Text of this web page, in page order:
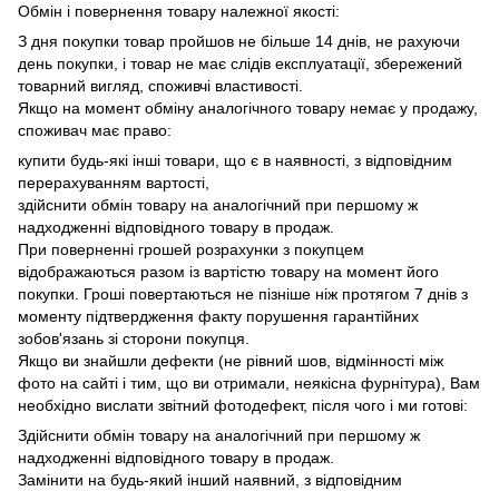
Обмін і повернення товару належної якості:
З дня покупки товар пройшов не більше 14 днів, не рахуючи
день покупки, і товар не має слідів експлуатації, збережений
товарний вигляд, споживчі властивості.
Якщо на момент обміну аналогічного товару немає у продажу,
споживач має право:
купити будь-які інші товари, що є в наявності, з відповідним
перерахуванням вартості,
здійснити обмін товару на аналогічний при першому ж
надходженні відповідного товару в продаж.
При поверненні грошей розрахунки з покупцем
відображаються разом із вартістю товару на момент його
покупки. Гроші повертаються не пізніше ніж протягом 7 днів з
моменту підтвердження факту порушення гарантійних
зобов'язань зі сторони покупця.
Якщо ви знайшли дефекти (не рівний шов, відмінності між
фото на сайті і тим, що ви отримали, неякісна фурнітура), Вам
необхідно вислати звітний фотодефект, після чого і ми готові:
Здійснити обмін товару на аналогічний при першому ж
надходженні відповідного товару в продаж.
Замінити на будь-який інший наявний, з відповідним